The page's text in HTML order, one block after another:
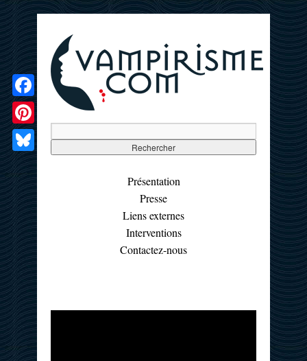
Présentation
Presse
Liens externes
Interventions
Contactez-nous
Facebook
Pinterest
Bluesky